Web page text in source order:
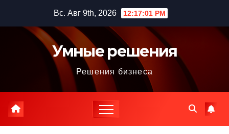
содержимому
Вс. Авг 9th, 2026 12:17:02 PM
Умные решения
Решения бизнеса